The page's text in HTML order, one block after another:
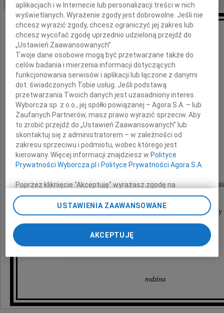
Zawiadamiamy, że dnia 10 marca 2009 roku
zmarł w wieku 79 lat
Maciej Bucholc
nauczyciel szkoły średniej i wyższej,
organizator i Kierownik
Orkiestry "New Orleans i Dixieland"
Został pochowany na Cmentarzu Służew Nowy
przy ul. Wałbrzyskiej w Warszawie.
rodzina
aplikacjach i w Internecie lub personalizacji treści w nich
wyświetlanych. Wyrażenie zgody jest dobrowolne. Jeśli nie
chcesz wyrazić zgody, chcesz ograniczyć jej zakres lub
chcesz wycofać zgodę uprzednio udzieloną przejdź do
„Ustawień Zaawansowanych”.
Twoje dane osobowe mogą być przetwarzane także do
celów badania i mierzenia informacji dotyczących
funkcjonowania serwisów i aplikacji lub łączone z danymi
dot. świadczonych Tobie usług. Jeśli podstawą
przetwarzania Twoich danych jest uzasadniony interes
Wyborcza sp. z o.o., jej spółki powiązanej – Agora S.A. – lub
Zaufanych Partnerów, masz prawo wyrazić sprzeciw. Aby
to zrobić przejdź do „Ustawień Zaawansowanych” lub
skontaktuj się z administratorem – w zależności od
zakresu sprzeciwu i podmiotu, wobec którego jest
kierowany. Więcej informacji znajdziesz w Polityce
Prywatności Wyborcza.pl i Polityce Prywatności Agora S.A.
Poprzez kliknięcie "Akceptuję" wyrażasz zgodę na
zainstalowanie i przechowywanie plików typu cookie
Wyborczej sp. z o. o. jej Zaufanych Partnerów i Agora S.A.
na Twoim urządzeniu końcowym. Możesz też w każdej
chwili zmienić swoje preferencje dot. plików cookie,
ponownie wywołując narzędzie do zarządzania Twoimi
preferencjami dot. przetwarzania danych poprzez
My, nasi Zaufani Partnerzy i Agora S.A. możemy
USTAWIENIA ZAAWANSOWANE
AKCEPTUJĘ